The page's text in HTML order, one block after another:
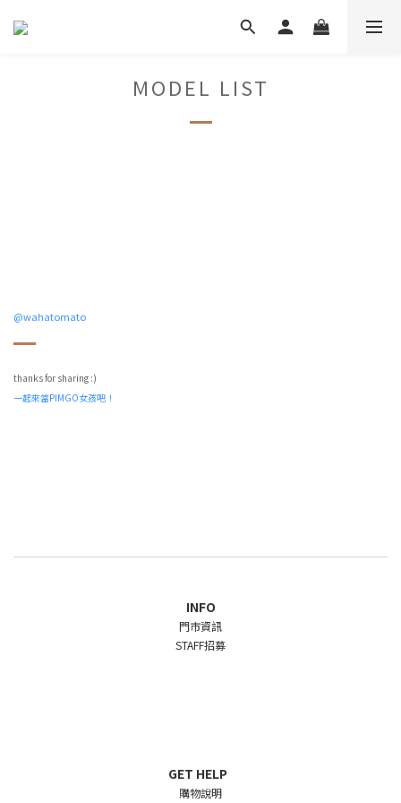
MODEL LIST
@wahatomato
thanks for sharing :)
一起來當PIMGO女孩吧！
INFO
門市資訊
STAFF招募
GET HELP
購物說明